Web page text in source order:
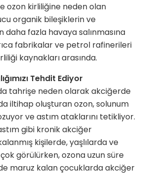
ozon kirliliğine neden olan
organik bileşiklerin ve
fazla havaya salınmasına
fabrikalar ve petrol rafinerileri
kaynakları arasında.
Tehdit Ediyor
tahrişe neden olarak akciğerde
iltihap oluşturan ozon, solunum
ve astım ataklarını tetikliyor.
gibi kronik akciğer
kişilerde, yaşlılarda ve
görülürken, ozona uzun süre
maruz kalan çocuklarda akciğer